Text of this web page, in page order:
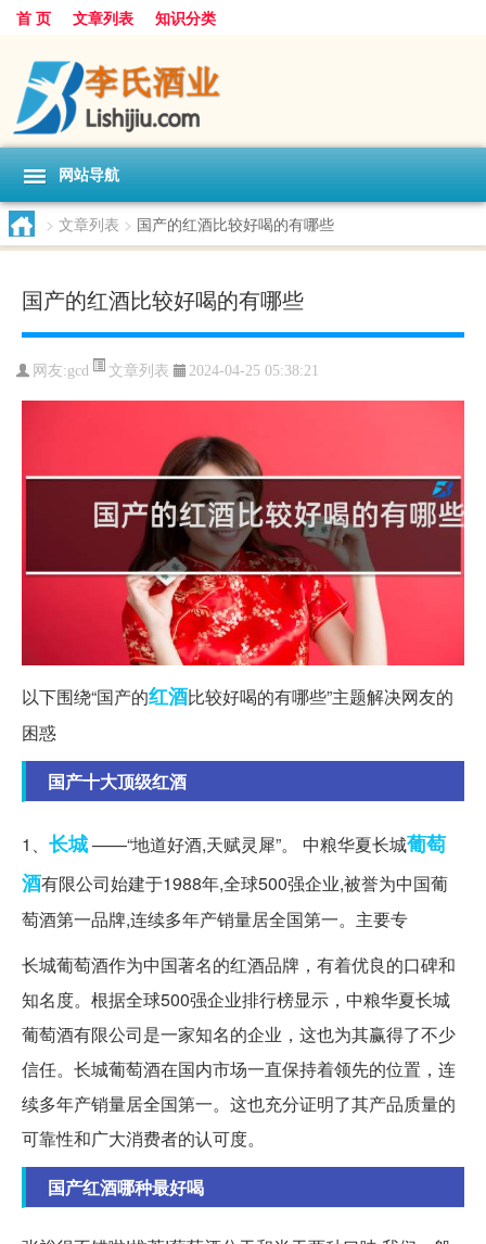
首 页 文章列表 知识分类
网站导航
> 文章列表 > 国产的红酒比较好喝的有哪些
国产的红酒比较好喝的有哪些
网友:gcd 文章列表 2024-04-25 05:38:21
以下围绕“国产的红酒比较好喝的有哪些”主题解决网友的
困惑
国产十大顶级红酒
1、 长城——“地道好酒,天赋灵犀”。 中粮华夏长城葡萄
酒有限公司始建于1988年,全球500强企业,被誉为中国葡
萄酒第一品牌,连续多年产销量居全国第一。主要专
长城葡萄酒作为中国著名的红酒品牌，有着优良的口碑和
知名度。根据全球500强企业排行榜显示，中粮华夏长城
葡萄酒有限公司是一家知名的企业，这也为其赢得了不少
信任。长城葡萄酒在国内市场一直保持着领先的位置，连
续多年产销量居全国第一。这也充分证明了其产品质量的
可靠性和广大消费者的认可度。
国产红酒哪种最好喝